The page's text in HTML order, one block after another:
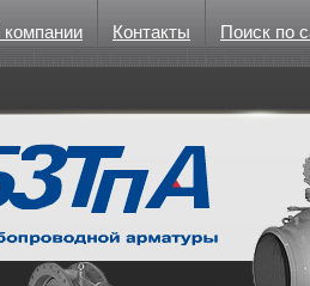
Контакты Поиск по